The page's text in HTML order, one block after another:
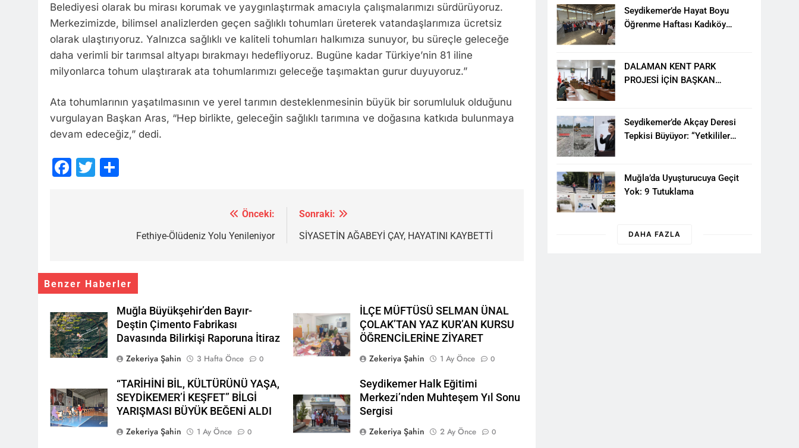
Belediyesi olarak bu mirası korumak ve yaygınlaştırmak amacıyla çalışmalarımızı sürdürüyoruz.
Merkezimizde, bilimsel analizlerden geçen sağlıklı tohumları üreterek vatandaşlarımıza ücretsiz
olarak ulaştırıyoruz. Yalnızca sağlıklı ve kaliteli tohumları halkımıza sunuyor, bu süreçle geleceğe
daha verimli bir tarımsal altyapı bırakmayı hedefliyoruz. Bugüne kadar Türkiye’nin 81 iline
milyonlarca tohum ulaştırarak ata tohumlarımızı geleceğe taşımaktan gurur duyuyoruz.”
Ata tohumlarının yaşatılmasının ve yerel tarımın desteklenmesinin büyük bir sorumluluk olduğunu
vurgulayan Başkan Aras, “Hep birlikte, geleceğin sağlıklı tarımına ve doğasına katkıda bulunmaya
devam edeceğiz,” dedi.
Facebook
Twitter
Önceki:
Fethiye-Ölüdeniz Yolu Yenileniyor
Sonraki:
SİYASETİN AĞABEYİ ÇAY, HAYATINI KAYBETTİ
Benzer Haberler
Muğla Büyükşehir’den Bayır-
Deştin Çimento Fabrikası
Davasında Bilirkişi Raporuna İtiraz
Zekeriya Şahin
3 Hafta Önce 0
İLÇE MÜFTÜSÜ SELMAN ÜNAL
ÇOLAK’TAN YAZ KUR’AN KURSU
ÖĞRENCİLERİNE ZİYARET
Zekeriya Şahin
1 Ay Önce 0
“TARİHİNİ BİL, KÜLTÜRÜNÜ YAŞA,
SEYDİKEMER’İ KEŞFET” BİLGİ
YARIŞMASI BÜYÜK BEĞENİ ALDI
Zekeriya Şahin
1 Ay Önce 0
Seydikemer Halk Eğitimi
Merkezi’nden Muhteşem Yıl Sonu
Sergisi
Zekeriya Şahin
2 Ay Önce 0
Seydikemer’de Hayat Boyu
Öğrenme Haftası Kadıköy
DALAMAN KENT PARK
PROJESİ İÇİN BAŞKAN
Seydikemer’de Akçay Deresi
Tepkisi Büyüyor: “Yetkililer
Muğla’da Uyuşturucuya Geçit
Yok: 9 Tutuklama
DAHA FAZLA